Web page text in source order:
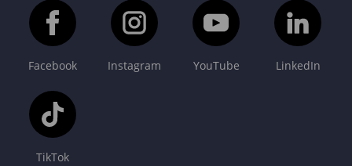
Facebook Instagram YouTube LinkedIn
TikTok